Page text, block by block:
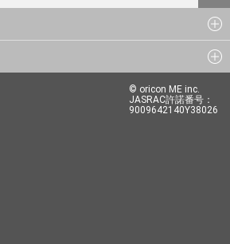
© oricon ME inc.
JASRAC許諾番号：
9009642140Y38026